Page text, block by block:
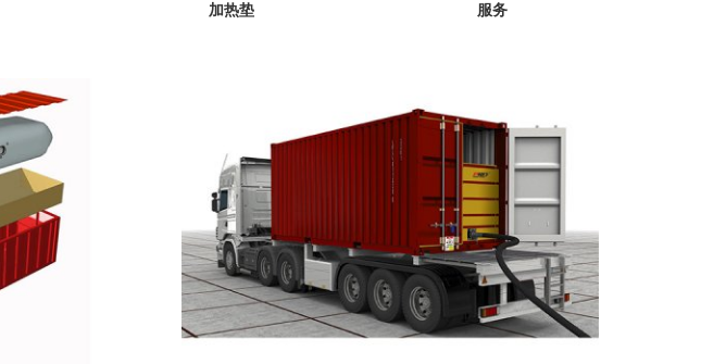
加热垫 服务